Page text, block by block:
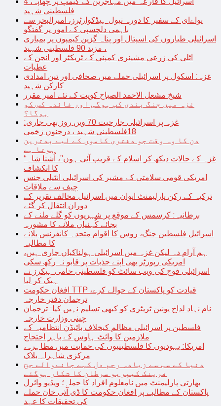
فلسطینی شہید
یواےای کے سفیر کا دورہ نیول ہیڈکوارٹرز، امیرالبحر سے
باہمی دلچسپی کے امور پر گفتگو
اسرائیلی طیاروں کی اسپتال اور پناہ گزین کیمپوں پر بمباری
، مزید 90 فلسطینی شہید
اٹلی کی زرعی مشینری کمپنی کے ٹریکٹر اور انجن کے
عطیات
غزہ: اسکول پر اسرائیلی حملے میں صحافی اور تین امدادی
کارکن شہید
شیخ مشعل الاحمد الصباح کویت کے نئے امیر مقرر
غزہ میں جنگ بندی کب ہوگی اور فائدہ کس کو
ہوگا؟
غزہ پر اسرائیلی جارحیت 70 ویں روز بھی جاری:
18فلسطینی شہید ، درجنوں زخمی
دن کا وہ وقت جو دفتری کاموں کے لیے بدترین
ہوتا ہے
“غزہ کے حالات دیکھ کر اسلام کے قریب آئی ہوں”، اُشنا شاہ
کا انکشاف
امریکی قومی سلامتی کے مشیر کی اسرائیلی انٹیلی جنس
چیف سے ملاقات
ترکیہ کے رکن پارلیمنٹ ایوان میں اسرائیل مخالف تقریر کے
دوران انتقال کر گئے
برطانیہ: کرسمس کے موقع پر شہریوں کو گلے ملنے کے
بجائے کُہنیاں ملانے کا مشورہ
اسرائیل فلسطین جنگ، روس کا اقوام متحدہ کانفرنس بلانے
کا مطالبہ
ہم آرام دہ لیکن غزہ میں اسرائیلی ہولناکیاں جاری ہیں،
امریکی رپورٹر بھی اپنے جذبات پر قابو نہ رکھ سکی
اسرائیلی فوج کی ویب سائٹ کو فلسطینی حامی ہیکرز نے
ہیک کر لیا
افغان حکومت TTP قیادت کو پاکستان کے حوالے کرے،
ترجمان دفتر خارجہ
نام نہاد لداخ یونین ٹریٹری کو کبھی تسلیم نہیں کیا: ترجمان
چینی وزارت خارجہ
فلسطین پر اسرائیلی مظالم کیخلاف بائیڈن انتظامیہ کے
ملازمین کا وائٹ ہاوس کے باہر احتجاج
امریکا: یہودیوں کا فلسطینیوں کی حمایت میں مظاہرہ،
مرکزی شاہراہ بلاک
دنیا کے سب سے زیادہ رحم دل کہے جانےوالے جج
فرینک کیپریو سرطان کا شکار ہوگئے
بھارتی پارلیمنٹ میں نامعلوم افراد کا حملہ؛ ویڈیو وائرل
پاکستان کے مطالبے پر افغان حکومت کا ڈی آئی خان حملے
کی تحقیقات کا عہد